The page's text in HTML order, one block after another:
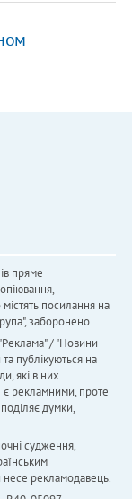
пряме
посилання на
заборонено.
/ "Новини
публікуються на
які в них
рекламними, проте
думки,
судження,
несе рекламодавець.